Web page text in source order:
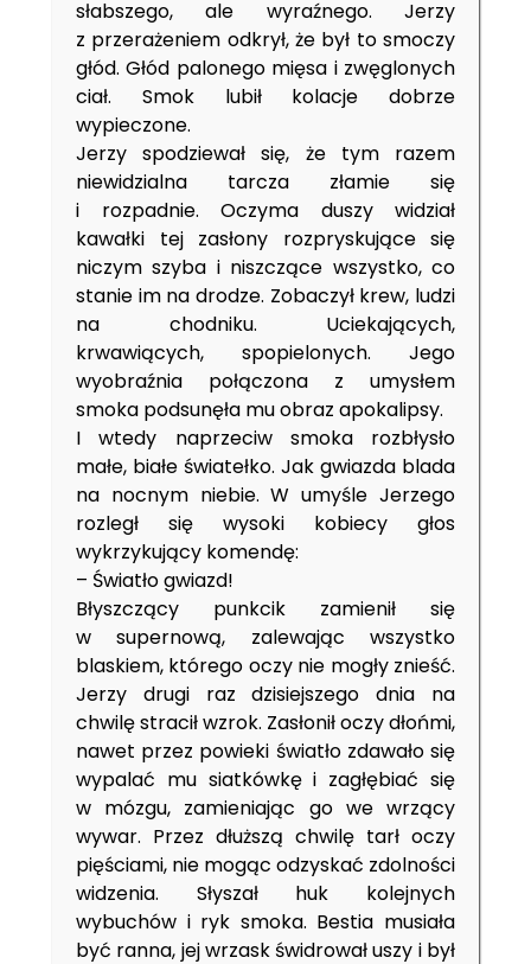
słabszego, ale wyraźnego. Jerzy
z przerażeniem odkrył, że był to smoczy
głód. Głód palonego mięsa i zwęglonych
ciał. Smok lubił kolacje dobrze
wypieczone.
Jerzy spodziewał się, że tym razem
niewidzialna tarcza złamie się
i rozpadnie. Oczyma duszy widział
kawałki tej zasłony rozpryskujące się
niczym szyba i niszczące wszystko, co
stanie im na drodze. Zobaczył krew, ludzi
na chodniku. Uciekających,
krwawiących, spopielonych. Jego
wyobraźnia połączona z umysłem
smoka podsunęła mu obraz apokalipsy.
I wtedy naprzeciw smoka rozbłysło
małe, białe światełko. Jak gwiazda blada
na nocnym niebie. W umyśle Jerzego
rozległ się wysoki kobiecy głos
wykrzykujący komendę:
– Światło gwiazd!
Błyszczący punkcik zamienił się
w supernową, zalewając wszystko
blaskiem, którego oczy nie mogły znieść.
Jerzy drugi raz dzisiejszego dnia na
chwilę stracił wzrok. Zasłonił oczy dłońmi,
nawet przez powieki światło zdawało się
wypalać mu siatkówkę i zagłębiać się
w mózgu, zamieniając go we wrzący
wywar. Przez dłuższą chwilę tarł oczy
pięściami, nie mogąc odzyskać zdolności
widzenia. Słyszał huk kolejnych
wybuchów i ryk smoka. Bestia musiała
być ranna, jej wrzask świdrował uszy i był